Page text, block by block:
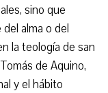
sino que
alma o del
la teología de san
de Aquino,
y el hábito